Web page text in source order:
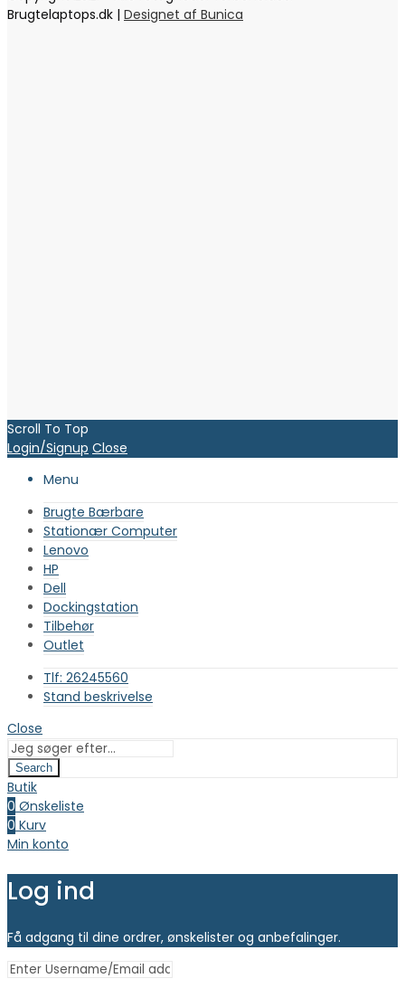
Brugtelaptops.dk | Designet af Bunica
Scroll To Top
Login/Signup Close
Menu
Brugte Bærbare
Stationær Computer
Lenovo
HP
Dell
Dockingstation
Tilbehør
Outlet
Tlf: 26245560
Stand beskrivelse
Close
Search
Butik
0 Ønskeliste
0 Kurv
Min konto
Log ind
Få adgang til dine ordrer, ønskelister og anbefalinger.